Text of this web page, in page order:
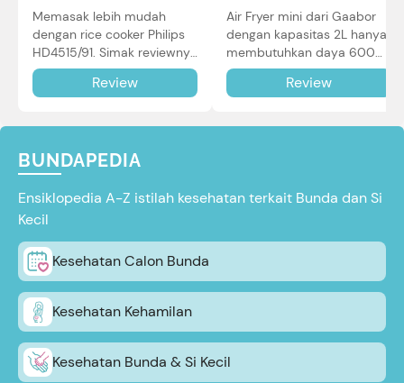
Memasak lebih mudah
dengan rice cooker Philips
HD4515/91. Simak reviewnya
di sini.
Review
Air Fryer mini dari Gaabor
dengan kapasitas 2L hanya
membutuhkan daya 600W
dalam pemakaian. Simak
review selengkapnya di sini.
Review
BUNDAPEDIA
Ensiklopedia A-Z istilah kesehatan terkait Bunda dan Si
Kecil
Kesehatan Calon Bunda
Kesehatan Kehamilan
Kesehatan Bunda & Si Kecil